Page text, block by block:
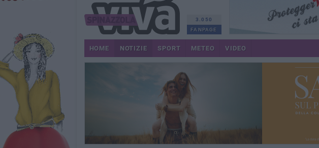
3.050
FANPAGE
HOME NOTIZIE SPORT METEO VIDEO